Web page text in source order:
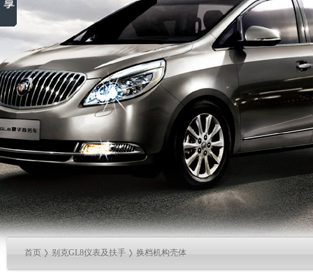
首页 别克GL8仪表及扶手 换档机构壳体